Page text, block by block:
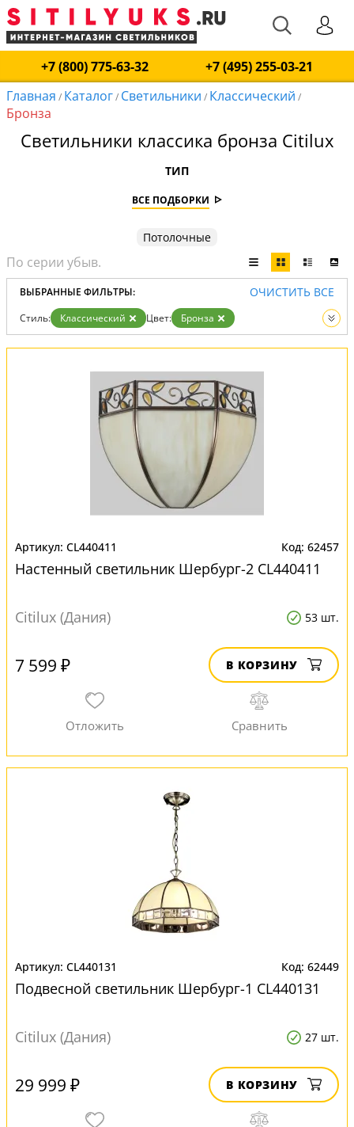
+7 (800) 775-63-32
+7 (495) 255-03-21
Главная / Каталог/ Светильники / Классический /
Бронза
Светильники классика бронза Citilux
ТИП
ВСЕ ПОДБОРКИ
Потолочные
ВЫБРАННЫЕ ФИЛЬТРЫ: ОЧИСТИТЬ ВСЕ
Стиль: Классический Цвет:
Бронза
Вид:
Светильники
CL440411 62457
Настенный светильник Шербург-2 CL440411
Citilux (Дания) 53 шт.
7 599 ₽ В КОРЗИНУ
CL440131 62449
Подвесной светильник Шербург-1 CL440131
Citilux (Дания) 27 шт.
29 999 ₽ В КОРЗИНУ